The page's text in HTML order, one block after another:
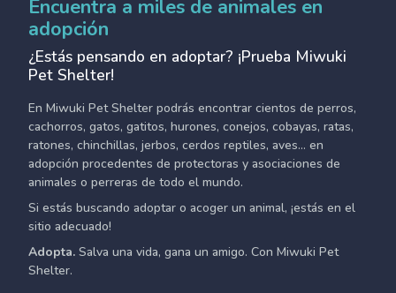
Encuentra a miles de animales en
adopción
¿Estás pensando en adoptar? ¡Prueba Miwuki
Pet Shelter!
En Miwuki Pet Shelter podrás encontrar cientos de perros,
cachorros, gatos, gatitos, hurones, conejos, cobayas, ratas,
ratones, chinchillas, jerbos, cerdos reptiles, aves... en
adopción procedentes de protectoras y asociaciones de
animales o perreras de todo el mundo.
Si estás buscando adoptar o acoger un animal, ¡estás en el
sitio adecuado!
Adopta. Salva una vida, gana un amigo. Con Miwuki Pet
Shelter.